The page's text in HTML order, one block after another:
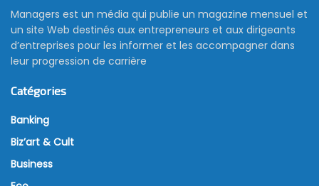
Managers est un média qui publie un magazine mensuel et
un site Web destinés aux entrepreneurs et aux dirigeants
d’entreprises pour les informer et les accompagner dans
leur progression de carrière
Catégories
Banking
Biz’art & Cult
Business